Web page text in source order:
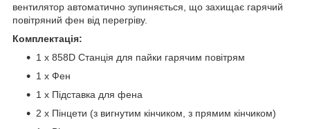
вентилятор автоматично зупиняється, що захищає гарячий
повітряний фен від перегріву.
Комплектація:
1 x 858D Станція для пайки гарячим повітрям
1 x Фен
1 x Підставка для фена
2 x Пінцети (з вигнутим кінчиком, з прямим кінчиком)